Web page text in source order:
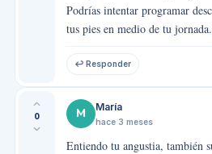
Podrías intentar programar
tus pies en medio de tu
↩ Responder
0 M María
hace 3 meses
Entiendo tu angustia, también